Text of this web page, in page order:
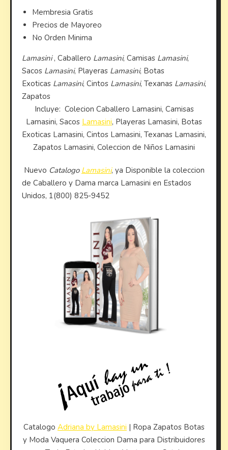
Membresia Gratis
Precios de Mayoreo
No Orden Minima
Lamasini, Caballero Lamasini, Camisas Lamasini,
Sacos Lamasini, Playeras Lamasini, Botas
Exoticas Lamasini, Cintos Lamasini, Texanas Lamasini,
Zapatos
Incluye: Colecion Caballero Lamasini, Camisas
Lamasini, Sacos Lamasini, Playeras Lamasini, Botas
Exoticas Lamasini, Cintos Lamasini, Texanas Lamasini,
Zapatos Lamasini, Coleccion de Niños Lamasini
Nuevo Catalogo Lamasini, ya Disponible la coleccion
de Caballero y Dama marca Lamasini en Estados
Unidos, 1(800) 825-9452
Catalogo Adriana by Lamasini | Ropa Zapatos Botas
y Moda Vaquera Coleccion Dama para Distribuidores